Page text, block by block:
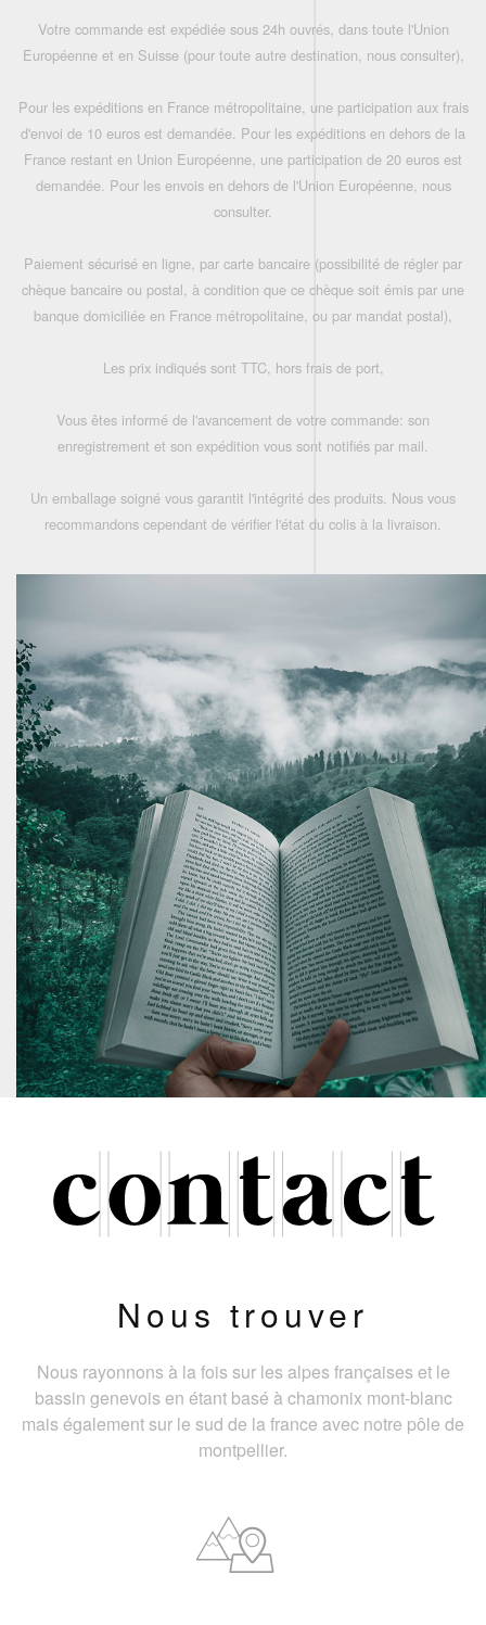
Votre commande est expédiée sous 24h ouvrés, dans toute l'Union
Européenne et en Suisse (pour toute autre destination, nous consulter),
Pour les expéditions en France métropolitaine, une participation aux frais
d'envoi de 10 euros est demandée. Pour les expéditions en dehors de la
France restant en Union Européenne, une participation de 20 euros est
demandée. Pour les envois en dehors de l'Union Européenne, nous
consulter.
Paiement sécurisé en ligne, par carte bancaire (possibilité de régler par
chèque bancaire ou postal, à condition que ce chèque soit émis par une
banque domiciliée en France métropolitaine, ou par mandat postal),
Les prix indiqués sont TTC, hors frais de port,
Vous êtes informé de l'avancement de votre commande: son
enregistrement et son expédition vous sont notifiés par mail.
Un emballage soigné vous garantit l'intégrité des produits. Nous vous
recommandons cependant de vérifier l'état du colis à la livraison.
Nous trouver
Nous rayonnons à la fois sur les alpes françaises et le
bassin genevois en étant basé à chamonix mont-blanc
mais également sur le sud de la france avec notre pôle de
montpellier.